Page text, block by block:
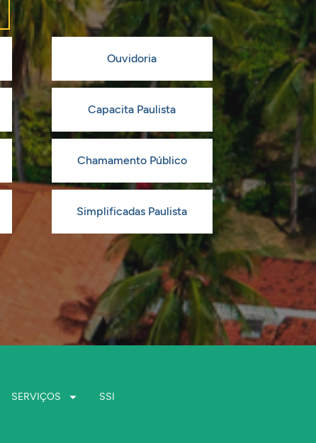
Ouvidoria
Capacita Paulista
Chamamento Público
Simplificadas Paulista
SERVIÇOS SSI